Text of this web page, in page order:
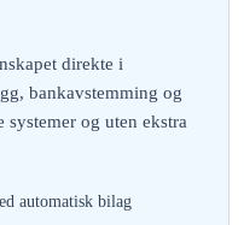
direkte i
bankavstemming og
systemer og uten ekstra
automatisk bilag